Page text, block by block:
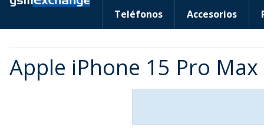
Teléfonos Accesorios
Apple iPhone 15 Pro